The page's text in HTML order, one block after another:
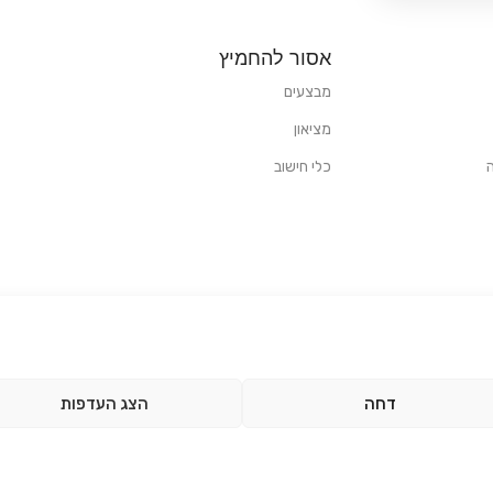
דחה הצג העדפות
אסור להחמיץ
מבצעים
מציאון
כלי חישוב